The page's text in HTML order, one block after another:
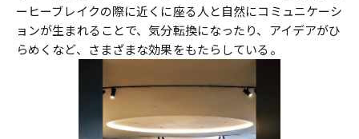
ーヒーブレイクの際に近くに座る人と自然にコミュニケーシ
ョンが生まれることで、気分転換になったり、アイデアがひ
らめくなど、さまざまな効果をもたらしている。